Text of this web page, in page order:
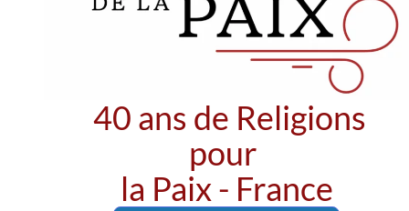
40 ans de Religions
pour
la Paix - France